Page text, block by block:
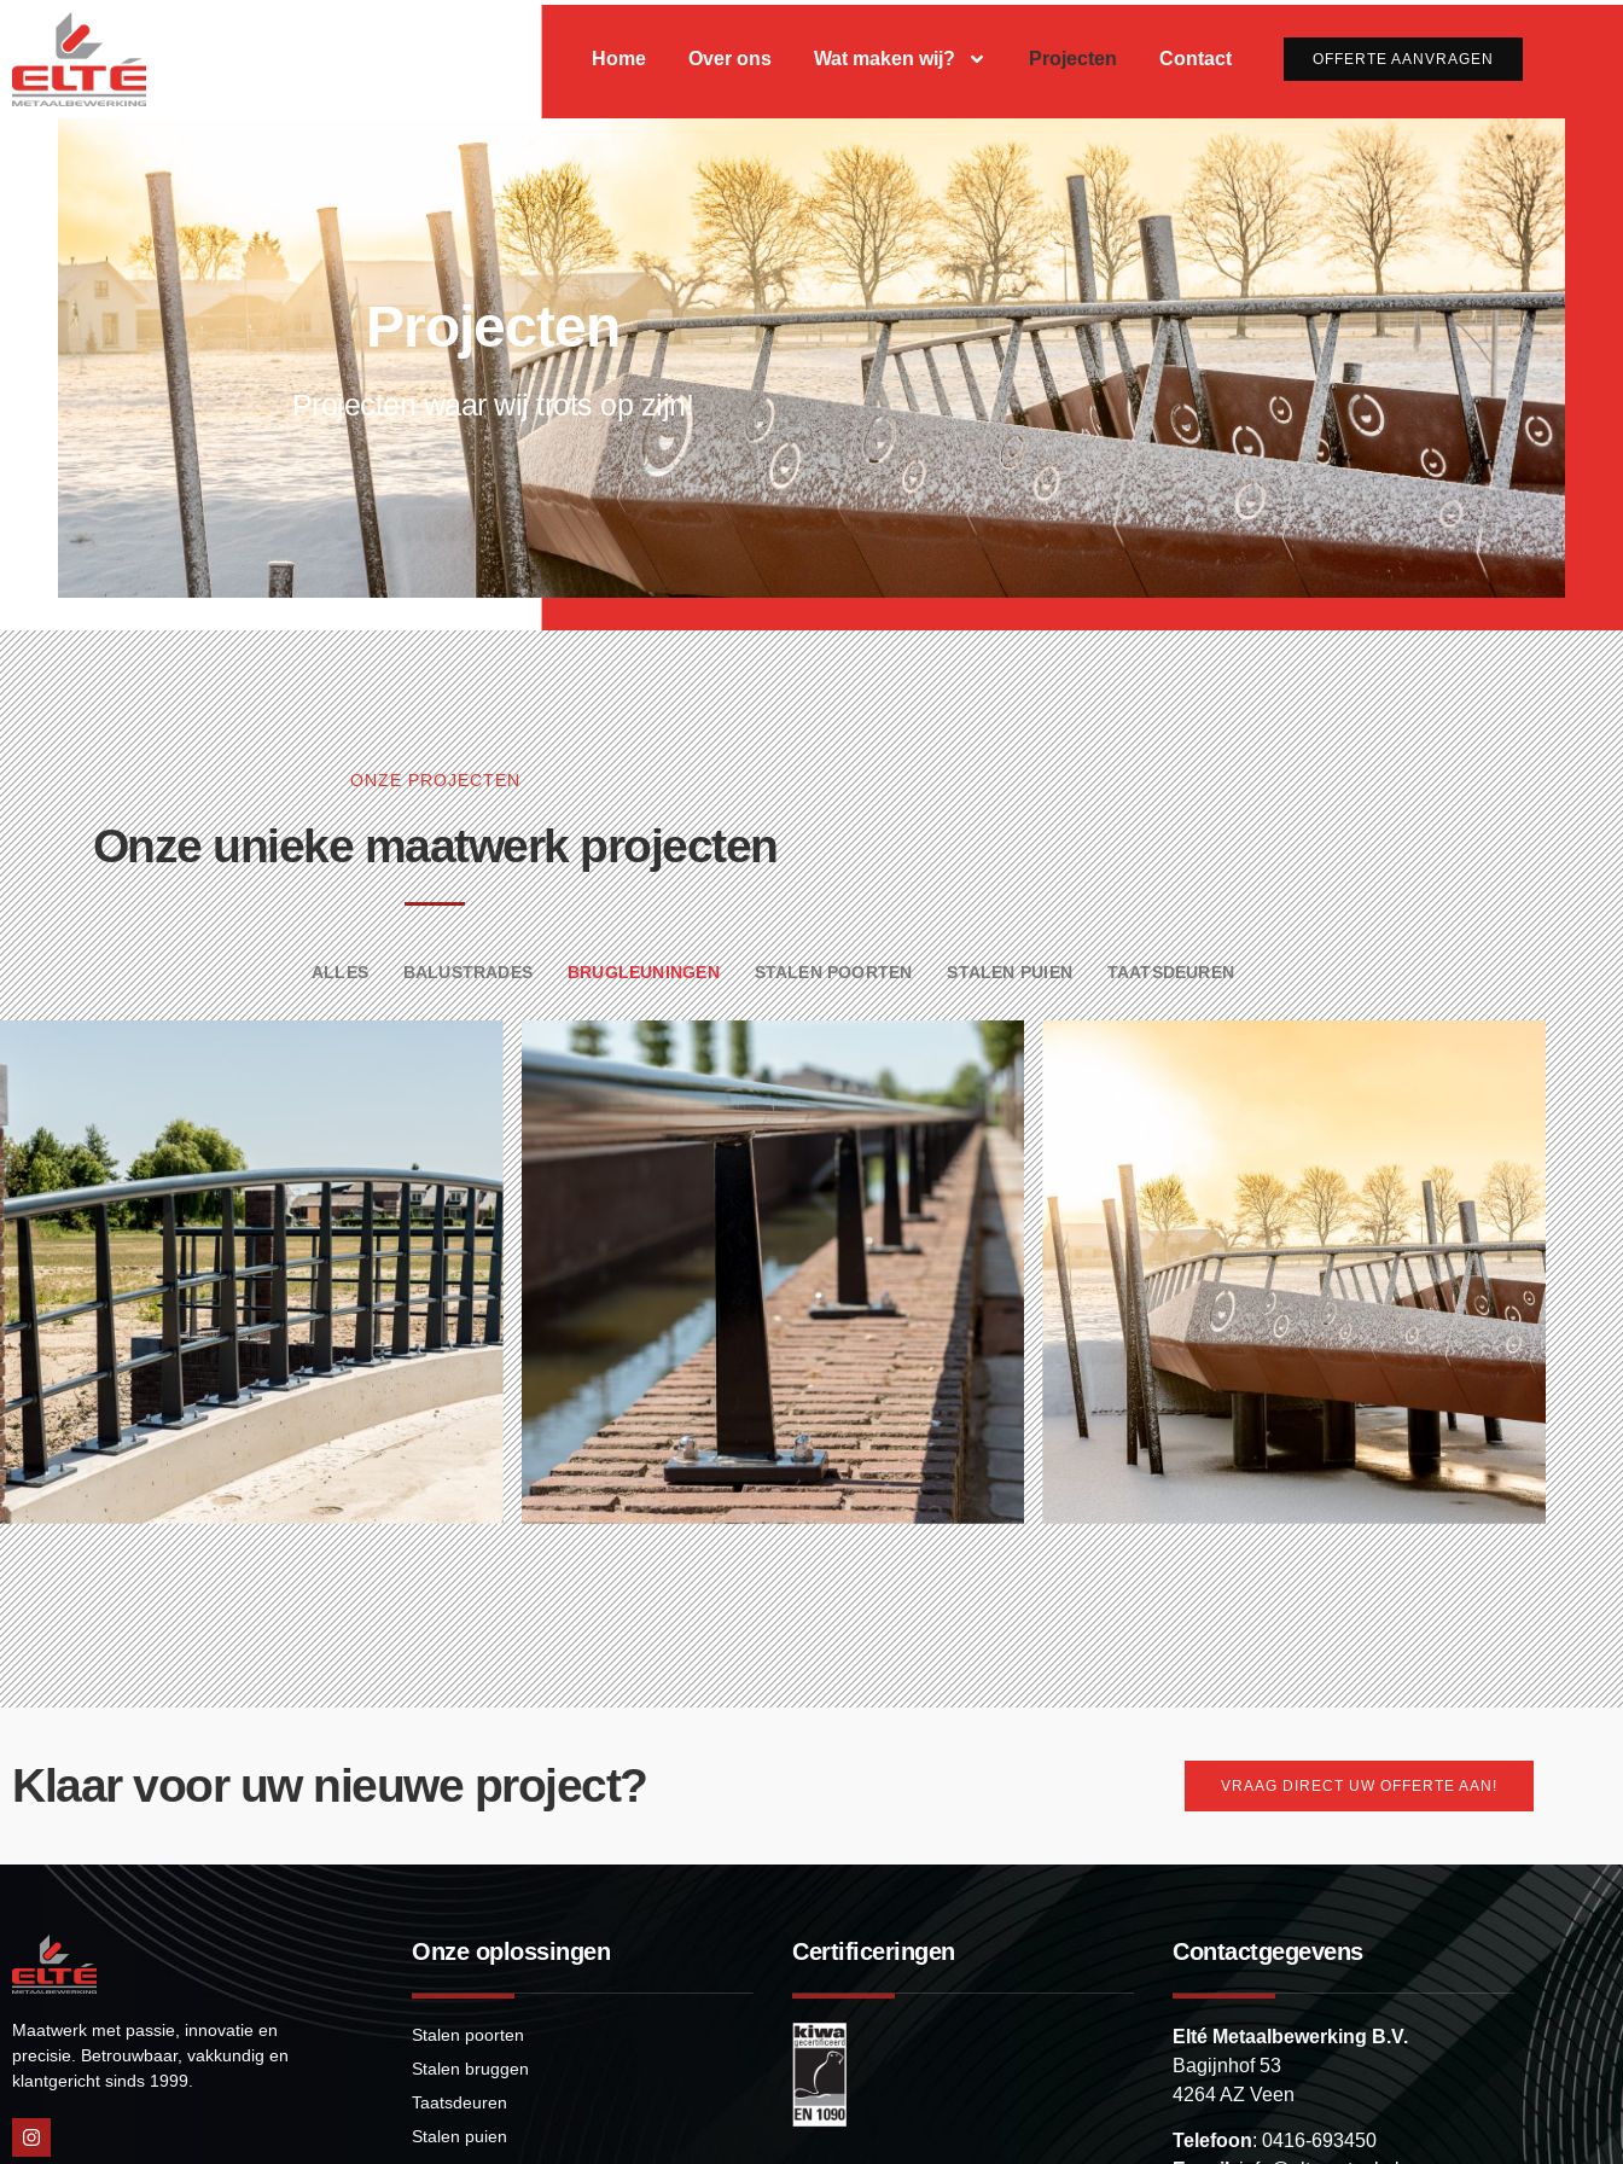
Home Over ons Wat maken wij? Projecten Contact OFFERTE AANVRAGEN
Projecten
Projecten waar wij trots op zijn!
ONZE PROJECTEN
Onze unieke maatwerk projecten
ALLES BALUSTRADES BRUGLEUNINGEN STALEN POORTEN STALEN PUIEN TAATSDEUREN
Klaar voor uw nieuwe project? VRAAG DIRECT UW OFFERTE AAN!
Maatwerk met passie, innovatie en
precisie. Betrouwbaar, vakkundig en
klantgericht sinds 1999.
Onze oplossingen
Stalen poorten
Stalen bruggen
Taatsdeuren
Stalen puien
Certificeringen Contactgegevens
Elté Metaalbewerking B.V.
Bagijnhof 53
4264 AZ Veen
Telefoon: 0416-693450